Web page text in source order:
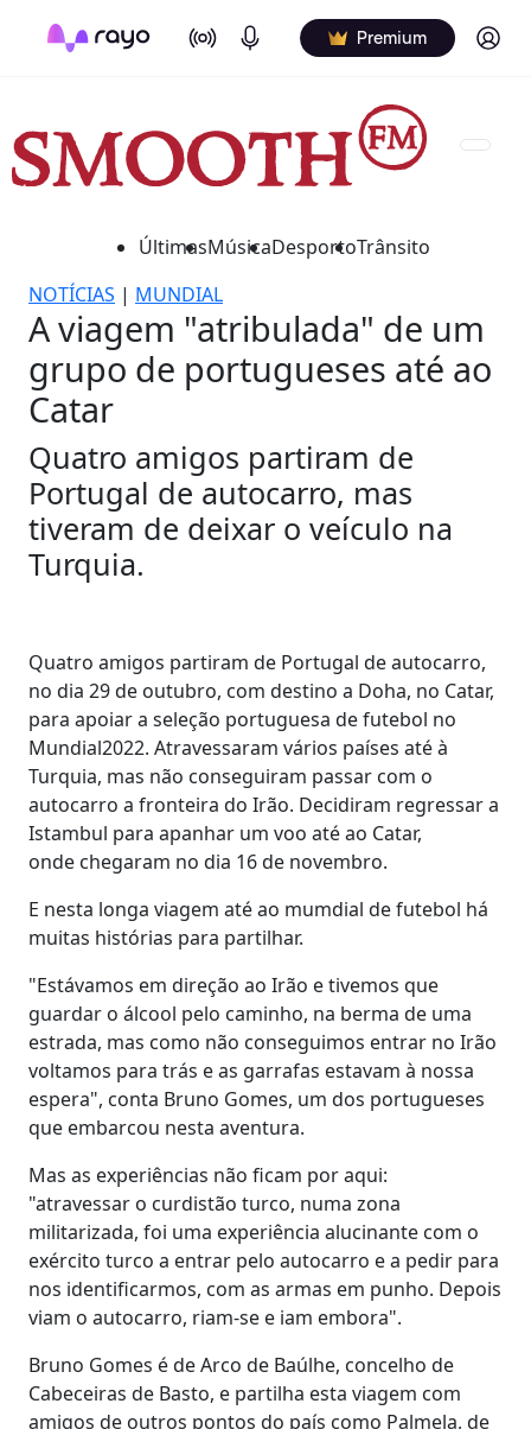
On Air Podcasts Premium Log in
ÚltimasMúsicaDesportoTrânsito
NOTÍCIAS | MUNDIAL
A viagem "atribulada" de um
grupo de portugueses até ao
Catar
Quatro amigos partiram de
Portugal de autocarro, mas
tiveram de deixar o veículo na
Turquia.
Quatro amigos partiram de Portugal de autocarro,
no dia 29 de outubro, com destino a Doha, no Catar,
para apoiar a seleção portuguesa de futebol no
Mundial2022. Atravessaram vários países até à
Turquia, mas não conseguiram passar com o
autocarro a fronteira do Irão. Decidiram regressar a
Istambul para apanhar um voo até ao Catar,
onde chegaram no dia 16 de novembro.
E nesta longa viagem até ao mumdial de futebol há
muitas histórias para partilhar.
"Estávamos em direção ao Irão e tivemos que
guardar o álcool pelo caminho, na berma de uma
estrada, mas como não conseguimos entrar no Irão
voltamos para trás e as garrafas estavam à nossa
espera", conta Bruno Gomes, um dos portugueses
que embarcou nesta aventura.
Mas as experiências não ficam por aqui:
"atravessar o curdistão turco, numa zona
militarizada, foi uma experiência alucinante com o
exército turco a entrar pelo autocarro e a pedir para
nos identificarmos, com as armas em punho. Depois
viam o autocarro, riam-se e iam embora".
Bruno Gomes é de Arco de Baúlhe, concelho de
Cabeceiras de Basto, e partilha esta viagem com
amigos de outros pontos do país como Palmela, de